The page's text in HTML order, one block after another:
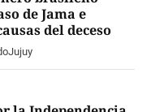
de Jama e
del deceso